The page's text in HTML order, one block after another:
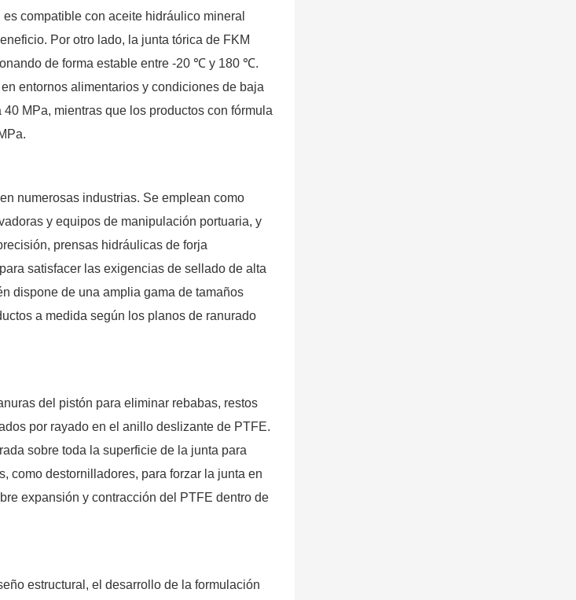
compatible con aceite hidráulico mineral
Por otro lado, la junta tórica de FKM
de forma estable entre -20 ℃ y 180 ℃.
entornos alimentarios y condiciones de baja
MPa, mientras que los productos con fórmula
numerosas industrias. Se emplean como
y equipos de manipulación portuaria, y
prensas hidráulicas de forja
satisfacer las exigencias de sellado de alta
dispone de una amplia gama de tamaños
a medida según los planos de ranurado
del pistón para eliminar rebabas, restos
por rayado en el anillo deslizante de PTFE.
sobre toda la superficie de la junta para
como destornilladores, para forzar la junta en
expansión y contracción del PTFE dentro de
estructural, el desarrollo de la formulación